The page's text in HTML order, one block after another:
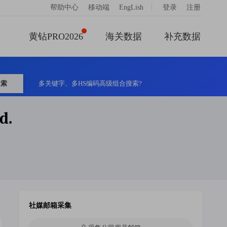
帮助中心 移动端 EngLish 登录 注册
黄钻PRO2026 海关数据 补充数据
多关键字、多HS编码高级组合搜索?
社媒邮箱采集